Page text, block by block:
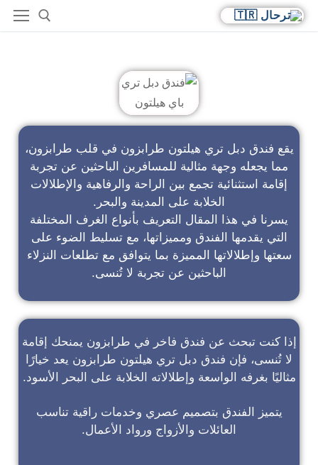
يقع فندق دبل تري هيلتون طرابزون في قلب طرابزون،
مما يجعله وجهة مثالية للمسافرين الباحثين عن تجربة
إقامة استثنائية تجمع بين الراحة والرفاهية والإطلالات
الخلابة على المدينة والبحر.
يسرنا في هذا المقال التعريف بأنواع الغرف المختلفة
التي يقدمها الفندق ومميزاتها، مع تسليط الضوء على
سعتها وإطلالاتها المميزة بما يتوافق مع تطلعات النزلاء
الباحثين عن تجربة لا تُنسى.
إذا كنت تبحث عن فندق فاخر في طرابزون يمنحك إقامة
لا تُنسى، فإن فندق دبل تري هيلتون طرابزون يعد خيارًا
مثاليًا بغرفه الواسعة وإطلالاته الخلابة على البحر الأسود.
يتميز الفندق بتصميم عصري وخدمات راقية تناسب
العائلات والأزواج ورواد الأعمال.